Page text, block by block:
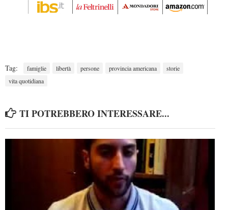
Tag: famiglie libertà persone provincia americana
storie
vita quotidiana
TI POTREBBERO INTERESSARE...